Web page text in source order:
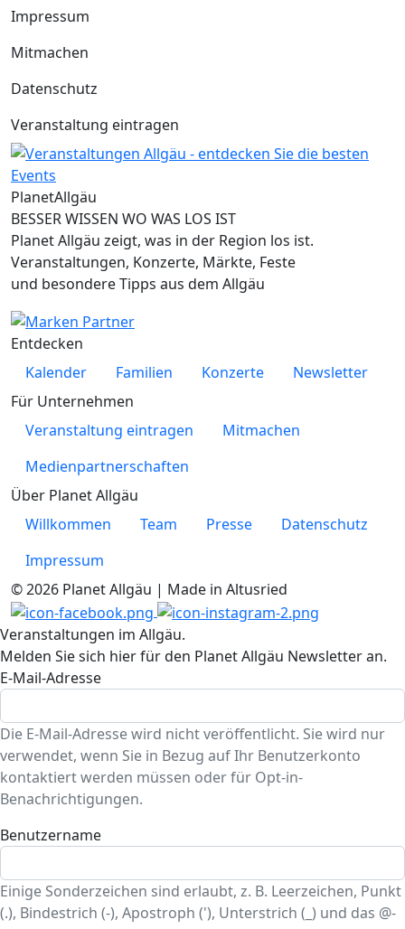
Impressum
Mitmachen
Datenschutz
Veranstaltung eintragen
PlanetAllgäu
BESSER WISSEN WO WAS LOS IST
Planet Allgäu zeigt, was in der Region los ist.
Veranstaltungen, Konzerte, Märkte, Feste
und besondere Tipps aus dem Allgäu
Entdecken
Kalender
Familien Konzerte
Newsletter
Für Unternehmen
Veranstaltung eintragen
Mitmachen
Medienpartnerschaften
Über Planet Allgäu
Willkommen
Team Presse
Datenschutz
Impressum
© 2026 Planet Allgäu | Made in Altusried
Veranstaltungen im Allgäu.
Melden Sie sich hier für den Planet Allgäu Newsletter an.
E-Mail-Adresse
Die E-Mail-Adresse wird nicht veröffentlicht. Sie wird nur
verwendet, wenn Sie in Bezug auf Ihr Benutzerkonto
kontaktiert werden müssen oder für Opt-in-
Benachrichtigungen.
Benutzername
Einige Sonderzeichen sind erlaubt, z. B. Leerzeichen, Punkt
(.), Bindestrich (-), Apostroph ('), Unterstrich (_) und das @-